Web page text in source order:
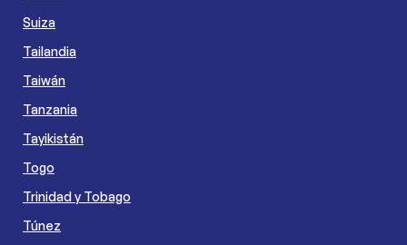
Suiza
Tailandia
Taiwán
Tanzania
Tayikistán
Togo
Trinidad y Tobago
Túnez